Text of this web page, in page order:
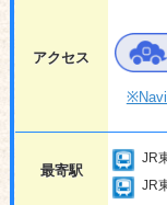
アクセス
最寄駅
JR
JR